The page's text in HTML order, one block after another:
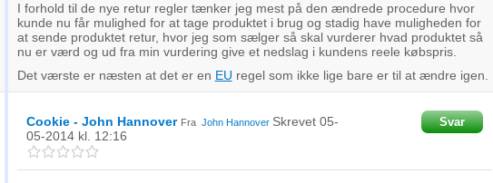
I forhold til de nye retur regler tænker jeg mest på den ændrede procedure hvor
kunde nu får mulighed for at tage produktet i brug og stadig have muligheden for
at sende produktet retur, hvor jeg som sælger så skal vurderer hvad produktet så
nu er værd og ud fra min vurdering give et nedslag i kundens reele købspris.
Det værste er næsten at det er en EU regel som ikke lige bare er til at ændre igen.
Cookie - John Hannover Fra John Hannover Skrevet 05-
05-2014kl. 12:16
Svar